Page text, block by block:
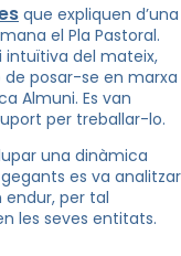
que expliquen d’una
el Pla Pastoral.
intuïtiva del mateix,
de posar-se en marxa
Almuni. Es van
per treballar-lo.
una dinàmica
es va analitzar
endur, per tal
les seves entitats.